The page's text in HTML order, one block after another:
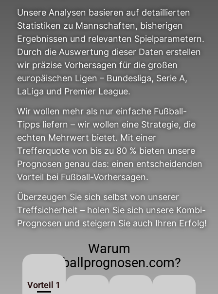
Unsere Analysen basieren auf detaillierten
Statistiken zu Mannschaften, bisherigen
Ergebnissen und relevanten Spielparametern.
Durch die Auswertung dieser Daten erstellen
wir präzise Vorhersagen für die großen
europäischen Ligen – Bundesliga, Serie A,
LaLiga und Premier League.
Wir wollen mehr als nur einfache Fußball-
Tipps liefern – wir wollen eine Strategie, die
echten Mehrwert bietet. Mit einer
Trefferquote von bis zu 80 % bieten unsere
Prognosen genau das: einen entscheidenden
Vorteil bei Fußball-Vorhersagen.
Überzeugen Sie sich selbst von unserer
Treffsicherheit – holen Sie sich unsere Kombi-
Prognosen und steigern Sie auch Ihren Erfolg!
Warum
fussballprognosen.com?
Vorteil 1